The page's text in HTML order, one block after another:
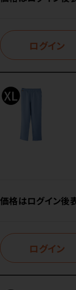
ログイン
価格はログイン後
ログイン